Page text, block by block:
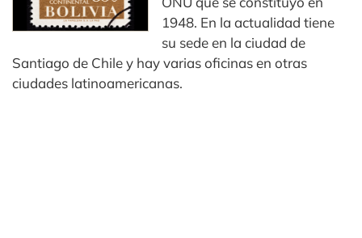
1948. En la actualidad tiene
su sede en la ciudad de
Santiago de Chile y hay varias oficinas en otras
ciudades latinoamericanas.